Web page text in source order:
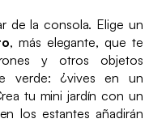
de la consola. Elige un
, más elegante, que te
y otros objetos
verde: ¿vives en un
tu mini jardín con un
los estantes añadirán